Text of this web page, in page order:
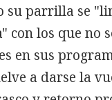
su parrilla se
los que no
en sus
a darse la